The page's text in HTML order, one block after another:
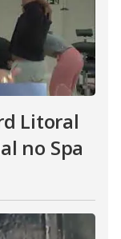
Litoral
no Spa